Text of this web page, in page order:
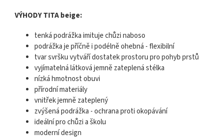
VÝHODY TITA beige:
tenká podrážka imituje chůzi naboso
podrážka je příčně i podélně ohebná - flexibilní
tvar svršku vytváří dostatek prostoru pro pohyb prstů
vyjímatelná látková jemně zateplená stélka
nízká hmotnost obuvi
přírodní materiály
vnitřek jemně zateplený
zvýšená podrážka - ochrana proti okopávání
ideální pro chůzi a školu
moderní design